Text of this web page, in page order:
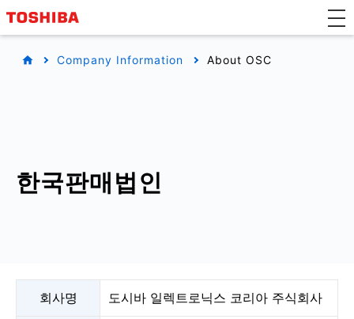
Company Information About OSC
한국판매법인
회사명 도시바 일렉트로닉스 코리아 주식회사